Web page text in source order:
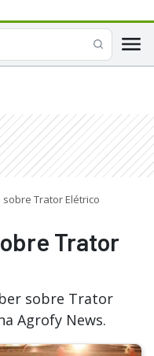
Trator Elétrico
Trator
sobre Trator
Agrofy News.